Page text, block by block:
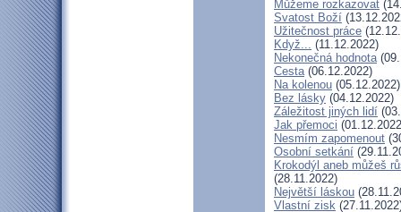
Můžeme rozkazovat
Svatost Boží
Užitečnost práce
Když... (11.12.2022)
Nekonečná hodnota
Cesta(06.12.2022)
Na kolenou (05.12.2022)
Bez lásky (04.12.2022)
Záležitost jiných lidí
Jak přemoci
Nesmím zapomenout
Osobní setkání
Krokodýl aneb můžeš
(28.11.2022)
Největší láskou
Vlastní zisk